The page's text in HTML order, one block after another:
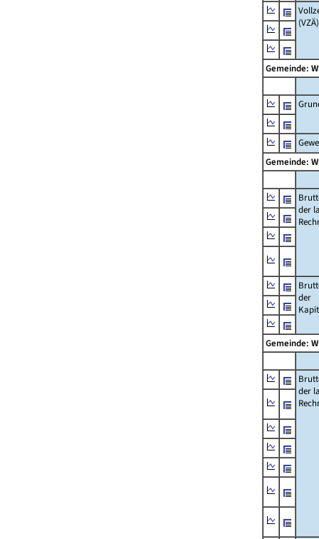
(VZÄ)
Gemeinde:
Gemeinde:
der
der
Gemeinde:
der